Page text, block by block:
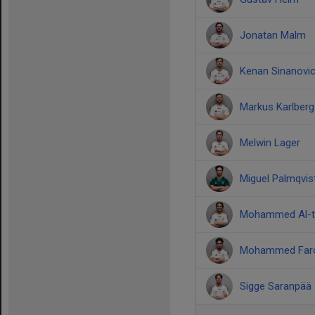
Jonatan Malm
Kenan Sinanovic
Markus Karlberg
Melwin Lager
Miguel
Mohammed Al-
Mohammed
Sigge Saranpää